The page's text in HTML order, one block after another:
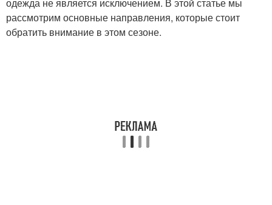
рассмотрим основные направления, которые стоит
обратить внимание в этом сезоне.